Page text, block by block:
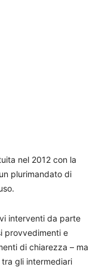
nel 2012 con la
plurimandato di
interventi da parte
provvedimenti e
di chiarezza – ma
gli intermediari